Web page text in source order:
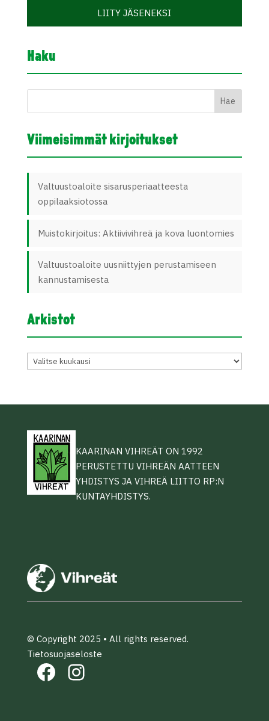
LIITY JÄSENEKSI
Haku
Viimeisimmät kirjoitukset
Valtuustoaloite sisarusperiaatteesta
oppilaaksiotossa
Muistokirjoitus: Aktiivivihreä ja kova luontomies
Valtuustoaloite uusniittyjen perustamiseen
kannustamisesta
Arkistot
Arkistot
KAARINAN VIHREÄT ON 1992
PERUSTETTU VIHREÄN AATTEEN
YHDISTYS JA VIHREÄ LIITTO RP:N
KUNTAYHDISTYS.
© Copyright 2025 • All rights reserved.
Tietosuojaseloste
Facebook
Instagram